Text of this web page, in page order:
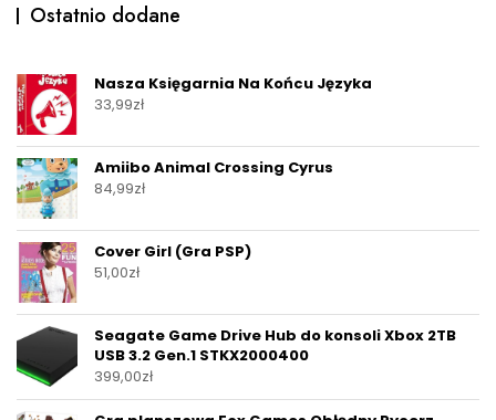
Ostatnio dodane
Nasza Księgarnia Na Końcu Języka
33,99zł
Amiibo Animal Crossing Cyrus
84,99zł
Cover Girl (Gra PSP)
51,00zł
Seagate Game Drive Hub do konsoli Xbox 2TB
USB 3.2 Gen.1 STKX2000400
399,00zł